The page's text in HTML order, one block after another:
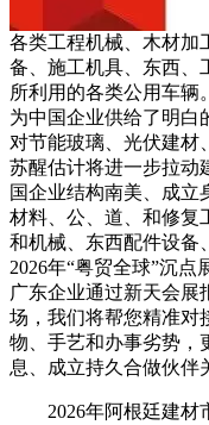
各类工程机械、木材加
备、施工机具、东西、
所利用的各类公用车辆
为中国企业供给了明白
对节能玻璃、光伏建材
苏醒估计将进一步拉动
国企业结构南美、成立
材料、公、道、和修复
和机械、东西配件设备
2026年“粤贸全球”沉
广东企业通过新天会展
场，我们将帮您精准对
物、手艺和办事劣势，
息、成立持久合做伙伴
2026年阿根廷建材